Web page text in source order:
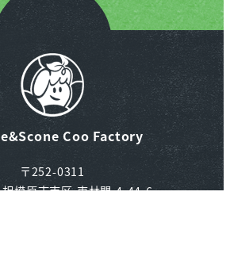
Coo Factory
〒252-0311
模原市南区 東林間 4-44-6